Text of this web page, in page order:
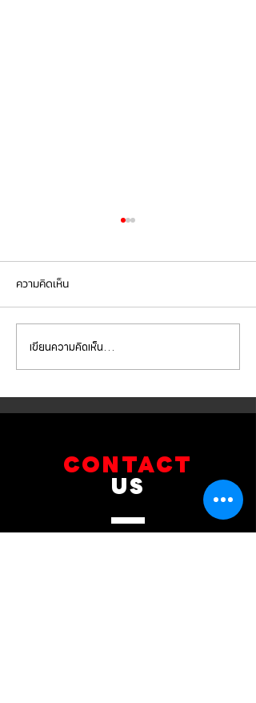
Mercedes Benz E350e เข้า
รับบริการเปลี่ยนจานเบรก ผ้า
เบรกหน้า พร้อมเซ็นเซอร์
ความคิดเห็น
เขียนความคิดเห็น…
CONTACT
US